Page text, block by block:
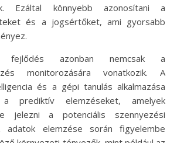
Ezáltal könnyebb azonosítani a
és a jogsértőket, ami gyorsabb
fejlődés azonban nemcsak a
monitorozására vonatkozik. A
és a gépi tanulás alkalmazása
prediktív elemzéseket, amelyek
jelezni a potenciális szennyezési
adatok elemzése során figyelembe